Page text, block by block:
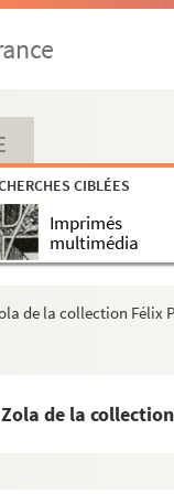
CIBLÉES
Imprimés
multimédia
de la collection Félix
de la
laquelle Croisset est
Flaubert
Flaubert
Flaubert
Flaubert
Flaubert
de Gustave Flaubert.